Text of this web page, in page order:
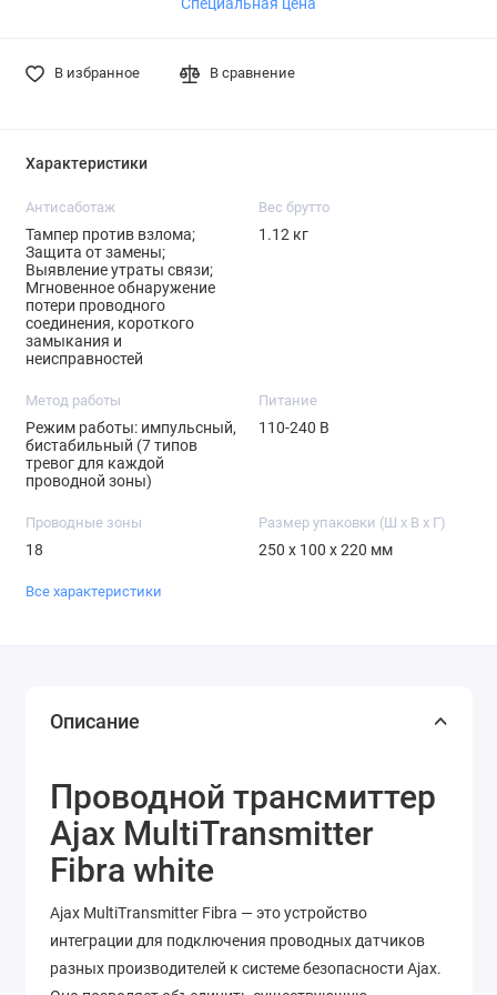
Специальная цена
В избранное В сравнение
Характеристики
Антисаботаж
Тампер против взлома;
Защита от замены;
Выявление утраты связи;
Мгновенное обнаружение
потери проводного
соединения, короткого
замыкания и
неисправностей
Вес брутто
1.12 кг
Метод работы
Режим работы: импульсный,
бистабильный (7 типов
тревог для каждой
проводной зоны)
Питание
110-240 В
Проводные зоны
18
Размер упаковки (Ш х В х Г)
250 x 100 x 220 мм
Все характеристики
Описание
Проводной трансмиттер
Ajax MultiTransmitter
Fibra white
Ajax MultiTransmitter Fibra — это устройство
интеграции для подключения проводных датчиков
разных производителей к системе безопасности Ajax.